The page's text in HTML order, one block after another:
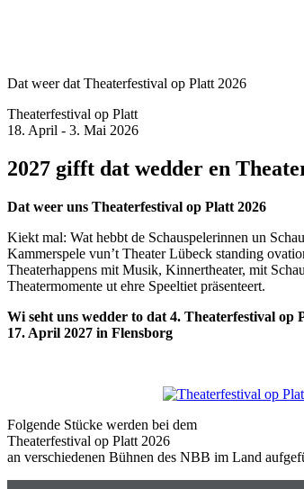
Dat weer dat Theaterfestival op Platt 2026
Theaterfestival op Platt
18. April - 3. Mai 2026
2027 gifft dat wedder en
Dat weer uns Theaterfestival op Platt 2026
Kiekt mal: Wat hebbt de Schauspelerinnen un
Kammerspele vun’t Theater Lübeck standing
Theaterhappens mit Musik, Kinnertheater, mit
Theatermomente ut ehre Speeltiet präsenteert.
Wi seht uns wedder to dat 4. Theaterfestival op
17. April 2027 in Flensborg
Folgende Stücke werden bei dem
Theaterfestival op Platt 2026
an verschiedenen Bühnen des NBB im Land